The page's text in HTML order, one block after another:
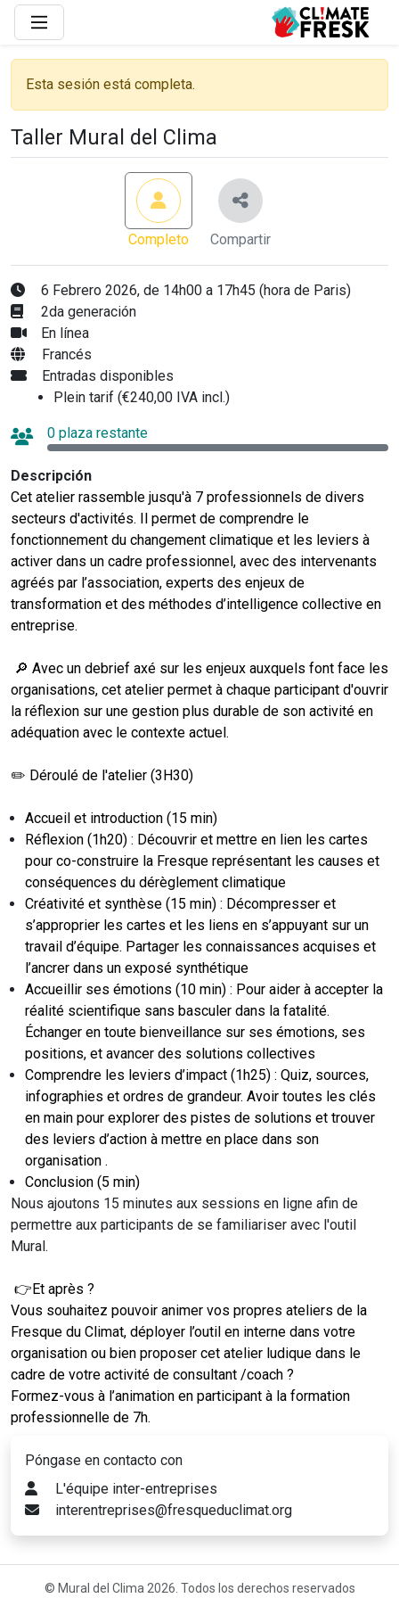
Esta sesión está completa.
Taller Mural del Clima
Completo Compartir
6 Febrero 2026, de 14h00 a 17h45 (hora de Paris)
2da generación
En línea
Francés
Entradas disponibles
Plein tarif (€240,00 IVA incl.)
0 plaza restante
Descripción
Cet atelier rassemble jusqu'à 7 professionnels de divers
secteurs d'activités. Il permet de comprendre le
fonctionnement du changement climatique et les leviers à
activer dans un cadre professionnel, avec des intervenants
agréés par l’association, experts des enjeux de
transformation et des méthodes d’intelligence collective en
entreprise.
🔎 Avec un debrief axé sur les enjeux auxquels font face les
organisations, cet atelier permet à chaque participant d'ouvrir
la réflexion sur une gestion plus durable de son activité en
adéquation avec le contexte actuel.
✏️ Déroulé de l'atelier (3H30)
Accueil et introduction (15 min)
Réflexion (1h20) : Découvrir et mettre en lien les cartes
pour co-construire la Fresque représentant les causes et
conséquences du dérèglement climatique
Créativité et synthèse (15 min) : Décompresser et
s’approprier les cartes et les liens en s’appuyant sur un
travail d’équipe. Partager les connaissances acquises et
l’ancrer dans un exposé synthétique
Accueillir ses émotions (10 min) : Pour aider à accepter la
réalité scientifique sans basculer dans la fatalité.
Échanger en toute bienveillance sur ses émotions, ses
positions, et avancer des solutions collectives
Comprendre les leviers d’impact (1h25) : Quiz, sources,
infographies et ordres de grandeur. Avoir toutes les clés
en main pour explorer des pistes de solutions et trouver
des leviers d’action à mettre en place dans son
organisation .
Conclusion (5 min)
Nous ajoutons 15 minutes aux sessions en ligne afin de
permettre aux participants de se familiariser avec l'outil
Mural.
👉Et après ?
Vous souhaitez pouvoir animer vos propres ateliers de la
Fresque du Climat, déployer l’outil en interne dans votre
organisation ou bien proposer cet atelier ludique dans le
cadre de votre activité de consultant /coach ?
Formez-vous à l’animation en participant à la formation
professionnelle de 7h.
Póngase en contacto con
L'équipe inter-entreprises
interentreprises@fresqueduclimat.org
© Mural del Clima 2026. Todos los derechos reservados